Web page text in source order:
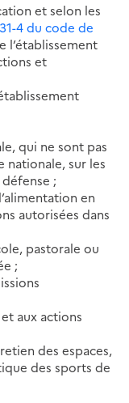
et selon les
4 du code de
l’établissement
et
qui ne sont pas
nationale, sur les
;
en
autorisées dans
pastorale ou
;
aux actions
des espaces,
des sports de